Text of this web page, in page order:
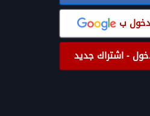
ب
- اشتراك جديد